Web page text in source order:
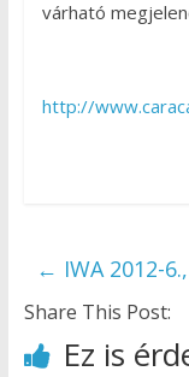
várható
http://
← IWA 2012-
Share This Post:
Ez is